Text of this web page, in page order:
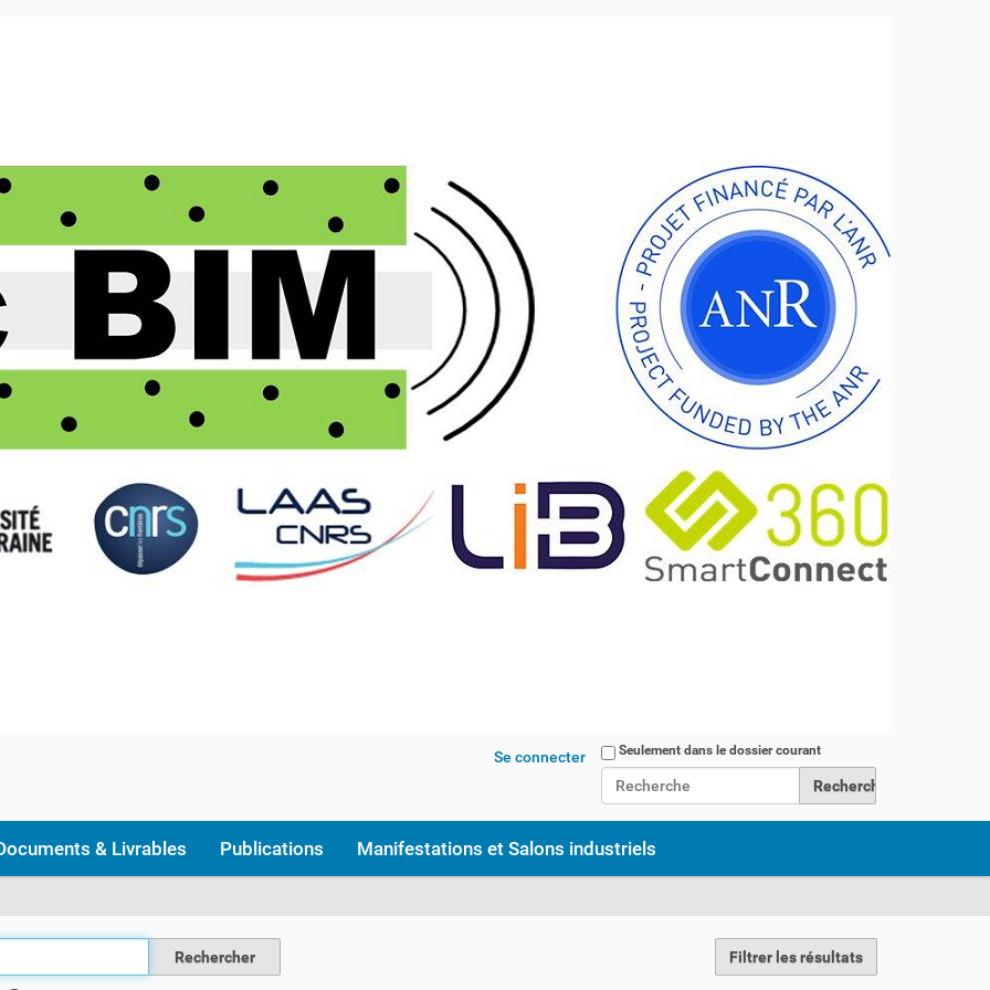
Chercher par
Seulement dans le dossier courant
Se connecter
& Livrables Publications Manifestations et Salons industriels
Filtrer les résultats